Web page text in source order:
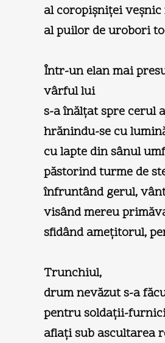
al coropişniţei veşnic
al puilor de urobori
Într-un elan mai
vârful lui
s-a înălţat spre cerul
hrănindu-se cu
cu lapte din sânul
păstorind turme de
înfruntând gerul,
visând mereu
sfidând ameţitorul,
Trunchiul,
drum nevăzut s-a
pentru soldaţii-
aflaţi sub ascultarea